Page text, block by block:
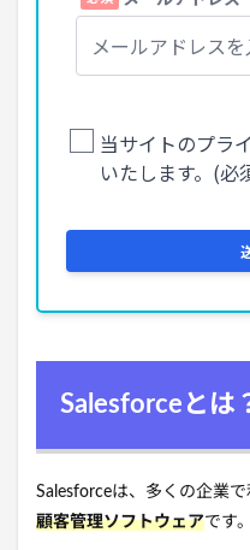
Salesforceとは
Salesforceは、多くの企業
顧客管理ソフトウェアです。